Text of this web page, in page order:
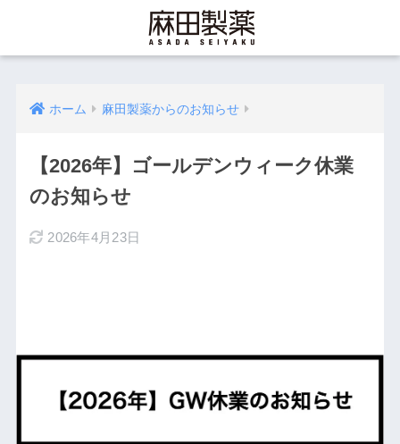
ホーム 麻田製薬からのお知らせ
【2026年】ゴールデンウィーク休業
のお知らせ
2026年4月23日